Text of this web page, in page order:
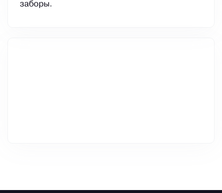
заборы.